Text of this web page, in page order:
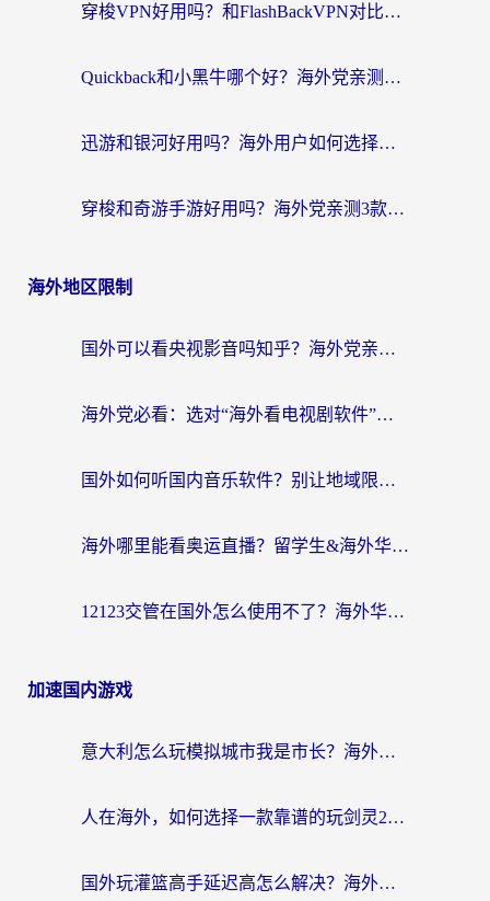
穿梭VPN好用吗？和FlashBackVPN对比哪个回国效果更好？
Quickback和小黑牛哪个好？海外党亲测指南，选对回国加速器秒回国内
迅游和银河好用吗？海外用户如何选择回国加速器实现无缝访问国内资源
穿梭和奇游手游好用吗？海外党亲测3款回国加速器，附蜜蜂加速器七天试用攻略
海外地区限制
国外可以看央视影音吗知乎？海外党亲测有效的回国加速方案
海外党必看：选对“海外看电视剧软件”，再也不用愁国内剧刷不了
国外如何听国内音乐软件？别让地域限制，断了你的中文歌单
海外哪里能看奥运直播？留学生&海外华人必看的体育赛事观赛终极指南
12123交管在国外怎么使用不了？海外华人必看的无缝访问国内资源指南
加速国内游戏
意大利怎么玩模拟城市我是市长？海外党国服游戏加速终极攻略（附三国3量子特攻解决办法）
人在海外，如何选择一款靠谱的玩剑灵2加速器？
国外玩灌篮高手延迟高怎么解决？海外玩家国服游戏加速终极指南